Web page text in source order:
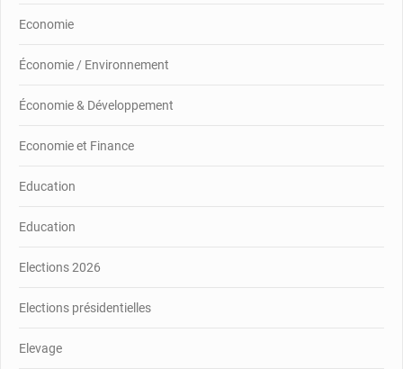
Economie
Économie / Environnement
Économie & Développement
Economie et Finance
Education
Education
Elections 2026
Elections présidentielles
Elevage